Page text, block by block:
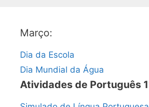
Março:
Dia da Escola
Dia Mundial da Água
Atividades de Português